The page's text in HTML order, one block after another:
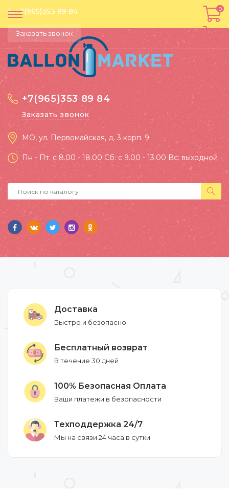
+7(965)353 89 84
Заказать звонок
МО, ул. Первомайская, д. 3 корп. 9
Пн - Пт: c 8.00 - 18.00 Сб: c 9.00 - 13.00 Вс: выходной
+7(965)353 89 84
Заказать звонок
0
0
Доставка
Быстро и безопасно
Бесплатный возврат
В течение 30 дней
100% Безопасная Оплата
Ваши платежи в безопасности
Техподдержка 24/7
Мы на связи 24 часа в сутки